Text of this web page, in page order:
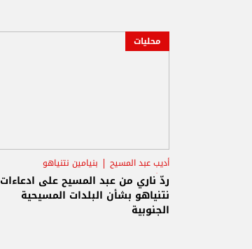
محليات
أديب عبد المسيح
بنيامين نتنياهو
أهالي القرى المسيحية
ردّ ناري من عبد المسيح على ادعاءات
نتنياهو بشأن البلدات المسيحية
الجنوبية